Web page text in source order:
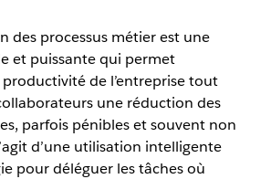
des processus métier est une
et puissante qui permet
de l’entreprise tout
une réduction des
parfois pénibles et souvent non
d’une utilisation intelligente
pour déléguer les tâches où